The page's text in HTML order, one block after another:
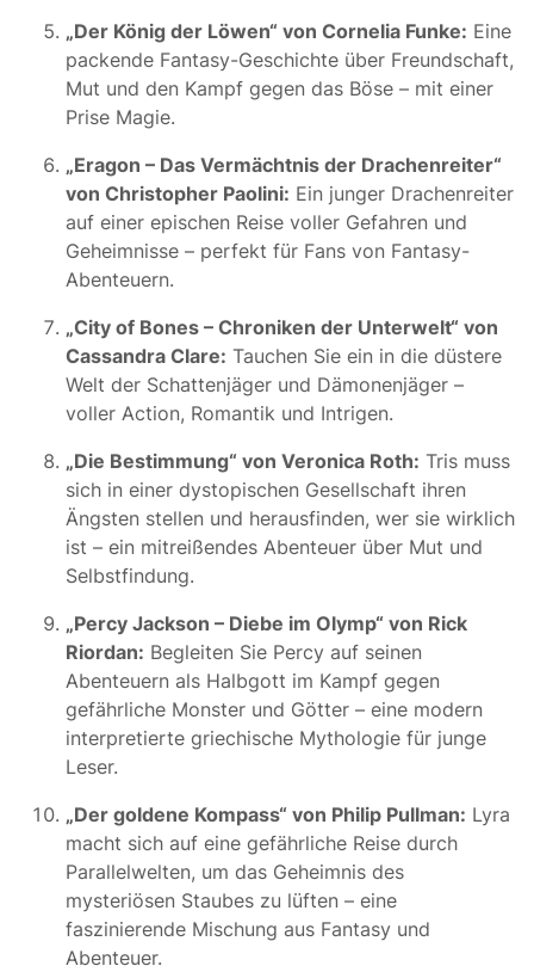
„Der König der Löwen“ von Cornelia Funke: Eine
packende Fantasy-Geschichte über Freundschaft,
Mut und den Kampf gegen das Böse – mit einer
Prise Magie.
„Eragon – Das Vermächtnis der Drachenreiter“
von Christopher Paolini: Ein junger Drachenreiter
auf einer epischen Reise voller Gefahren und
Geheimnisse – perfekt für Fans von Fantasy-
Abenteuern.
„City of Bones – Chroniken der Unterwelt“ von
Cassandra Clare: Tauchen Sie ein in die düstere
Welt der Schattenjäger und Dämonenjäger –
voller Action, Romantik und Intrigen.
„Die Bestimmung“ von Veronica Roth: Tris muss
sich in einer dystopischen Gesellschaft ihren
Ängsten stellen und herausfinden, wer sie wirklich
ist – ein mitreißendes Abenteuer über Mut und
Selbstfindung.
„Percy Jackson – Diebe im Olymp“ von Rick
Riordan: Begleiten Sie Percy auf seinen
Abenteuern als Halbgott im Kampf gegen
gefährliche Monster und Götter – eine modern
interpretierte griechische Mythologie für junge
Leser.
„Der goldene Kompass“ von Philip Pullman: Lyra
macht sich auf eine gefährliche Reise durch
Parallelwelten, um das Geheimnis des
mysteriösen Staubes zu lüften – eine
faszinierende Mischung aus Fantasy und
Abenteuer.